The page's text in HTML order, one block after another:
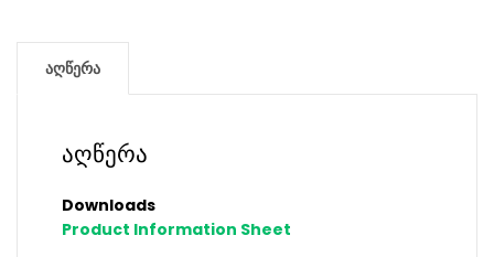
აღწერა
აღწერა
Downloads
Product Information Sheet